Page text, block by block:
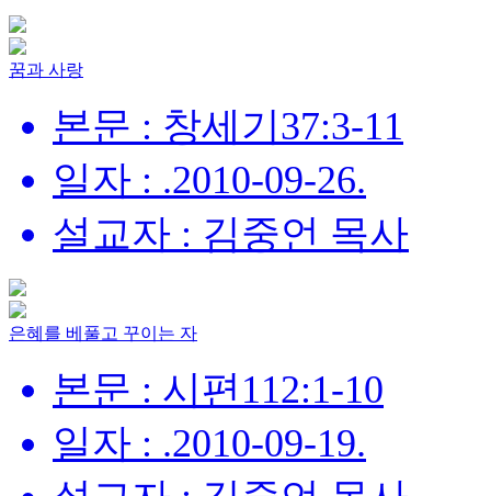
꿈과 사랑
본문 : 창세기37:3-11
일자 : .2010-09-26.
설교자 : 김중언 목사
은혜를 베풀고 꾸이는 자
본문 : 시편112:1-10
일자 : .2010-09-19.